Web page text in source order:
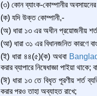
(৩) কোন ব্যাংক-কোম্পানীর
(ক) যদি উক্ত কোম্পানী,-
(অ) ধারা ১৩ এর অধীন প্রয়োজনীয়
(আ) ধারা ৩১ এর বিধানজনিত কারণে
(ই) ধারা ৪৪(৫)(ক) অথবা
করার ব্যাপারে নিষেধাজ্ঞা পাইয়া থাকে; বা
(ঈ) ধারা ১৩ তে বিধৃত পূরণীয় শর্ত
করার পরও তাহা অব্যাহত রাখে;